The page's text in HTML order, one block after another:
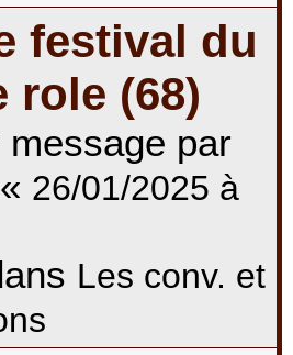
festival du
role (68)
message par
« 26/01/2025 à
Les conv. et